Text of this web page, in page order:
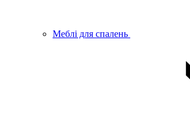
Меблі для спалень